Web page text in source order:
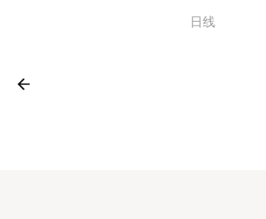
日线